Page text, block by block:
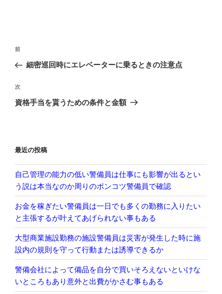
投
ナ
ビ
ゲ
ン
前
の
稿
前
細密巡回時にエレベーターに乗るときの注意点
次
の
次
資格手当を貰うための条件と金額
最近の投稿
自己管理の能力の低い警備員は仕事にも影響が出るとい
う説は本当なのか周りのポンコツ警備員で確認
お金を稼ぎたい警備員は一日でも多くの勤務に入りたい
と主張するが叶えてあげられない事もある
大型商業施設勤務の施設警備員は災害が発生した時に施
設内の規則を守って行動または誘導できるか
警備会社によって備品を自分で買いそろえないといけな
いところもあり意外と出費がかさむ事もある